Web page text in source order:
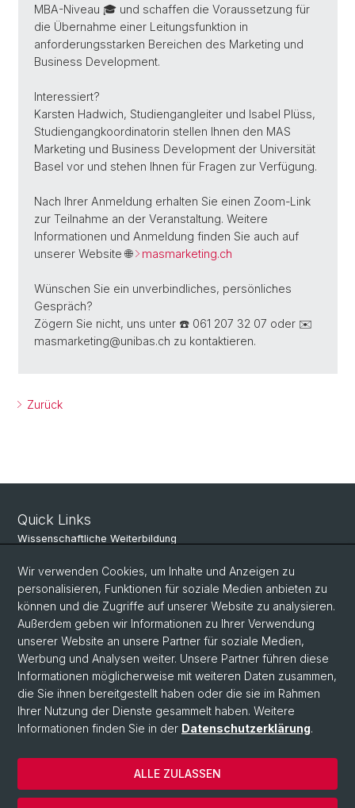
MBA-Niveau 🎓 und schaffen die Voraussetzung für
die Übernahme einer Leitungsfunktion in
anforderungsstarken Bereichen des Marketing und
Business Development.
Interessiert?
Karsten Hadwich, Studiengangleiter und Isabel Plüss,
Studiengangkoordinatorin stellen Ihnen den MAS
Marketing und Business Development der Universität
Basel vor und stehen Ihnen für Fragen zur Verfügung.
Nach Ihrer Anmeldung erhalten Sie einen Zoom-Link
zur Teilnahme an der Veranstaltung. Weitere
Informationen und Anmeldung finden Sie auch auf
unserer Website 🌐
masmarketing.ch
Wünschen Sie ein unverbindliches, persönliches
Gespräch?
Zögern Sie nicht, uns unter ☎️ 061 207 32 07 oder ✉️
masmarketing@unibas.ch zu kontaktieren.
Zurück
Quick Links
Wissenschaftliche Weiterbildung
bruhnpartner
Social Media
Instagram
LinkedIn
© Universität Basel
Wirtschaftswissenschaftliche Fakultät
Wir verwenden Cookies, um Inhalte und Anzeigen zu
personalisieren, Funktionen für soziale Medien anbieten zu
können und die Zugriffe auf unserer Website zu analysieren.
Außerdem geben wir Informationen zu Ihrer Verwendung
unserer Website an unsere Partner für soziale Medien,
Werbung und Analysen weiter. Unsere Partner führen diese
Informationen möglicherweise mit weiteren Daten zusammen,
die Sie ihnen bereitgestellt haben oder die sie im Rahmen
Ihrer Nutzung der Dienste gesammelt haben. Weitere
Informationen finden Sie in der Datenschutzerklärung.
ALLE ZULASSEN